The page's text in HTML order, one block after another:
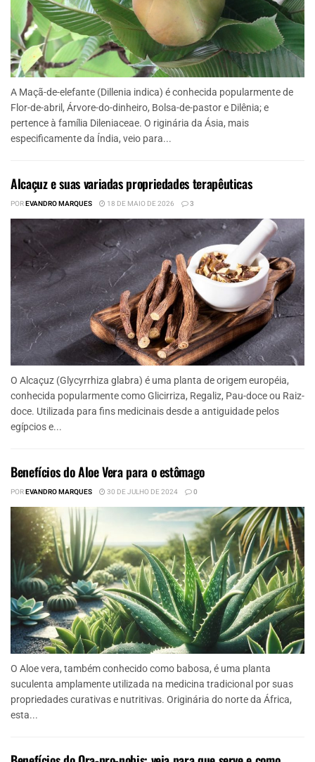
A Maçã-de-elefante (Dillenia indica) é conhecida popularmente de
Flor-de-abril, Árvore-do-dinheiro, Bolsa-de-pastor e Dilênia; e
pertence à família Dileniaceae. O riginária da Ásia, mais
especificamente da Índia, veio para...
Alcaçuz e suas variadas propriedades terapêuticas
POREVANDRO MARQUES 18 DE MAIO DE 2026 3
O Alcaçuz (Glycyrrhiza glabra) é uma planta de origem européia,
conhecida popularmente como Glicirriza, Regaliz, Pau-doce ou Raiz-
doce. Utilizada para fins medicinais desde a antiguidade pelos
egípcios e...
Benefícios do Aloe Vera para o estômago
POREVANDRO MARQUES 30 DE JULHO DE 2024 0
O Aloe vera, também conhecido como babosa, é uma planta
suculenta amplamente utilizada na medicina tradicional por suas
propriedades curativas e nutritivas. Originária do norte da África,
esta...